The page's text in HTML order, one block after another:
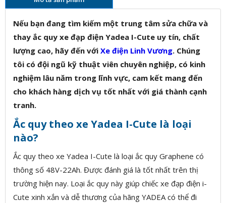
Nếu bạn đang tìm kiếm một trung tâm sửa chữa và
thay ắc quy xe đạp điện Yadea I-Cute uy tín, chất
lượng cao, hãy đến với Xe điện Linh Vương. Chúng
tôi có đội ngũ kỹ thuật viên chuyên nghiệp, có kinh
nghiệm lâu năm trong lĩnh vực, cam kết mang đến
cho khách hàng dịch vụ tốt nhất với giá thành cạnh
tranh.
Ắc quy theo xe Yadea I-Cute là loại
nào?
Ắc quy theo xe Yadea I-Cute là loại ắc quy Graphene có
thông số 48V-22Ah. Được đánh giá là tốt nhất trên thị
trường hiện nay. Loại ắc quy này giúp chiếc xe đạp điện i-
Cute xinh xắn và dễ thương của hãng YADEA có thể đi